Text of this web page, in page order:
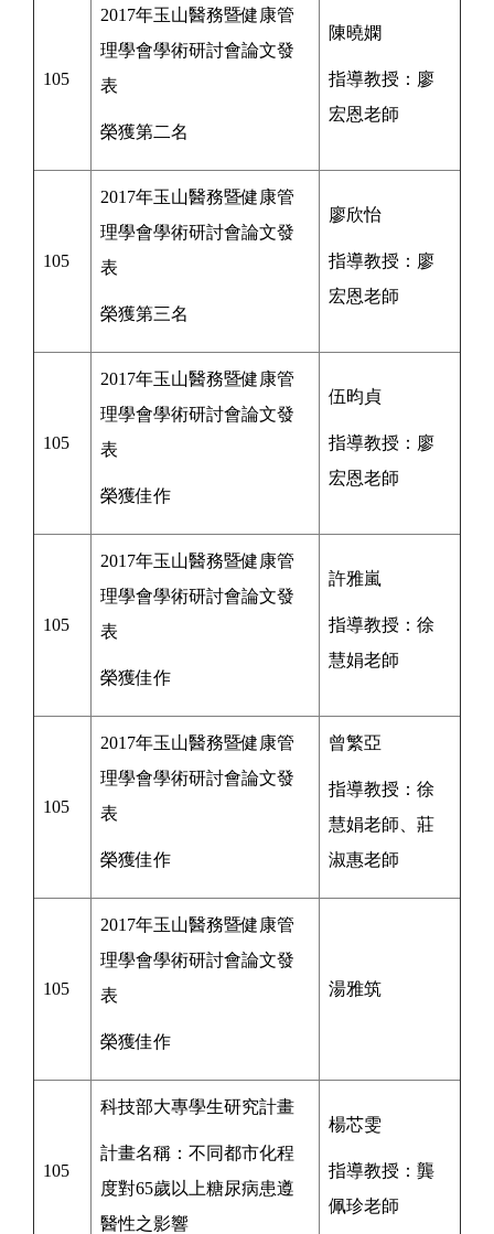
105
2017年玉山醫務暨健康管
理學會學術研討會論文發
表
榮獲第二名
陳曉嫻
指導教授：廖
宏恩老師
105
2017年玉山醫務暨健康管
理學會學術研討會論文發
表
榮獲第三名
廖欣怡
指導教授：廖
宏恩老師
105
2017年玉山醫務暨健康管
理學會學術研討會論文發
表
榮獲佳作
伍昀貞
指導教授：廖
宏恩老師
105
2017年玉山醫務暨健康管
理學會學術研討會論文發
表
榮獲佳作
許雅嵐
指導教授： 徐
慧娟老師
105
2017年玉山醫務暨健康管
理學會學術研討會論文發
表
榮獲佳作
曾繁亞
指導教授： 徐
慧娟老師、莊
淑惠老師
105
2017年玉山醫務暨健康管
理學會學術研討會論文發
表
榮獲佳作
湯雅筑
105
科技部大專學生研究計畫
計畫名稱： 不同都市化程
度對65歲以上糖尿病患遵
醫性之影響
楊芯雯
指導教授： 龔
佩珍老師